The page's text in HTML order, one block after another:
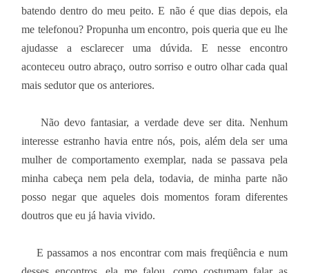
batendo dentro do meu peito. E não é que dias depois, ela
me telefonou? Propunha um encontro, pois queria que eu lhe
ajudasse a esclarecer uma dúvida. E nesse encontro
aconteceu outro abraço, outro sorriso e outro olhar cada qual
mais sedutor que os anteriores.
Não devo fantasiar, a verdade deve ser dita. Nenhum
interesse estranho havia entre nós, pois, além dela ser uma
mulher de comportamento exemplar, nada se passava pela
minha cabeça nem pela dela, todavia, de minha parte não
posso negar que aqueles dois momentos foram diferentes
doutros que eu já havia vivido.
E passamos a nos encontrar com mais freqüência e num